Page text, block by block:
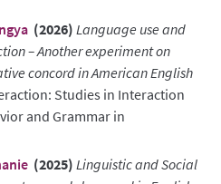
(2026) Language use and
– Another experiment on
concord in American English
Studies in Interaction
and Grammar in
(2025) Linguistic and Social